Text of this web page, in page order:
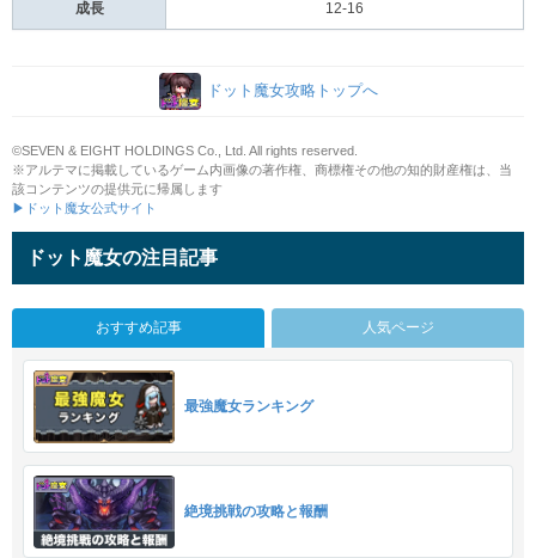
成長 12-16
ドット魔女攻略トップへ
©SEVEN & EIGHT HOLDINGS Co., Ltd. All rights reserved.
※アルテマに掲載しているゲーム内画像の著作権、商標権その他の知的財産権は、当
該コンテンツの提供元に帰属します
▶ドット魔女公式サイト
ドット魔女の注目記事
おすすめ記事 人気ページ
最強魔女ランキング
絶境挑戦の攻略と報酬